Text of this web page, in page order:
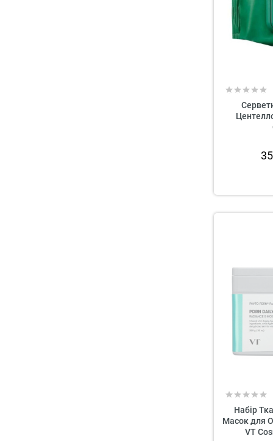
Набір
Масок для
VT